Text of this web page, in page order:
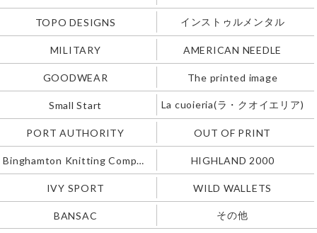
TOPO DESIGNS インストゥルメンタル
MILITARY AMERICAN NEEDLE
GOODWEAR The printed image
Small Start La cuoieria(ラ・クオイエリア)
PORT AUTHORITY OUT OF PRINT
Binghamton Knitting Company HIGHLAND 2000
IVY SPORT WILD WALLETS
BANSAC その他